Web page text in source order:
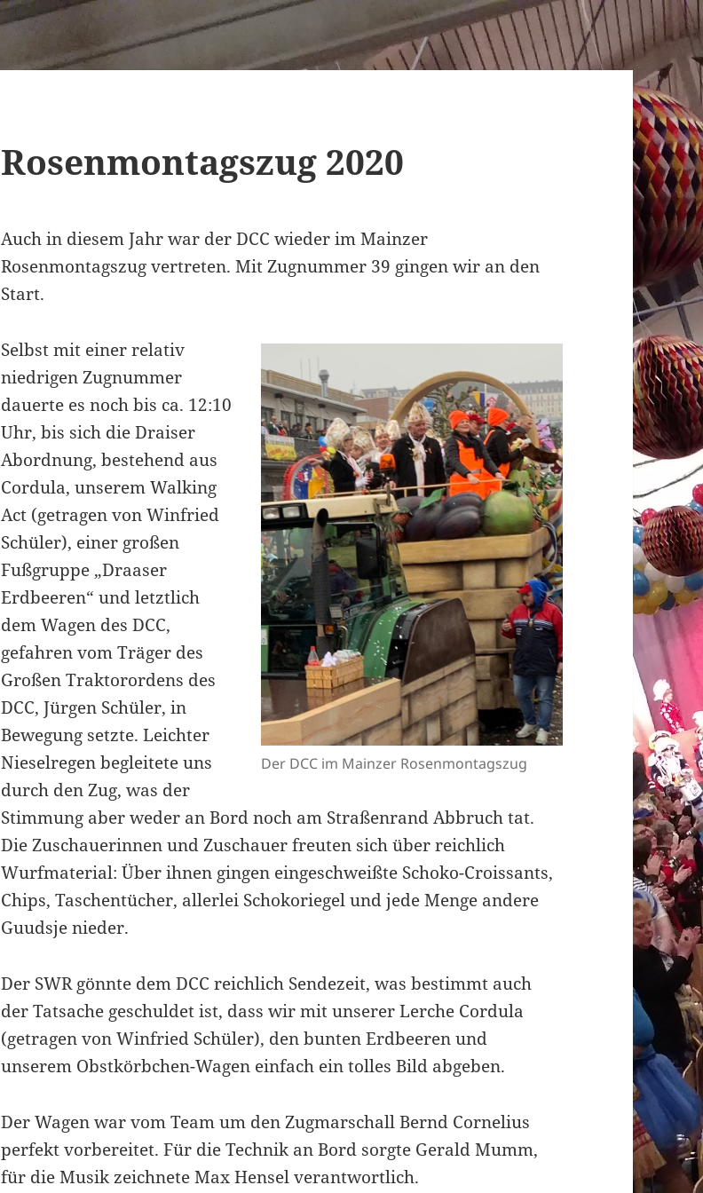
Rosenmontagszug 2020
Auch in diesem Jahr war der DCC wieder im Mainzer
Rosenmontagszug vertreten. Mit Zugnummer 39 gingen wir an den
Start.
Der DCC im Mainzer Rosenmontagszug
Selbst mit einer relativ
niedrigen Zugnummer
dauerte es noch bis ca. 12:10
Uhr, bis sich die Draiser
Abordnung, bestehend aus
Cordula, unserem Walking
Act (getragen von Winfried
Schüler), einer großen
Fußgruppe „Draaser
Erdbeeren“ und letztlich
dem Wagen des DCC,
gefahren vom Träger des
Großen Traktorordens des
DCC, Jürgen Schüler, in
Bewegung setzte. Leichter
Nieselregen begleitete uns
durch den Zug, was der
Stimmung aber weder an Bord noch am Straßenrand Abbruch tat.
Die Zuschauerinnen und Zuschauer freuten sich über reichlich
Wurfmaterial: Über ihnen gingen eingeschweißte Schoko-Croissants,
Chips, Taschentücher, allerlei Schokoriegel und jede Menge andere
Guudsje nieder.
Der SWR gönnte dem DCC reichlich Sendezeit, was bestimmt auch
der Tatsache geschuldet ist, dass wir mit unserer Lerche Cordula
(getragen von Winfried Schüler), den bunten Erdbeeren und
unserem Obstkörbchen-Wagen einfach ein tolles Bild abgeben.
Der Wagen war vom Team um den Zugmarschall Bernd Cornelius
perfekt vorbereitet. Für die Technik an Bord sorgte Gerald Mumm,
für die Musik zeichnete Max Hensel verantwortlich.